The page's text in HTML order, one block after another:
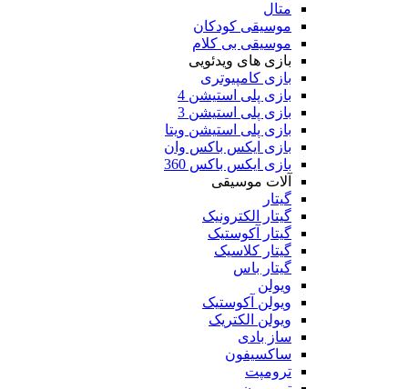
متال
موسیقی کودکان
موسیقی بی کلام
بازی های ویدئویی
بازی کامپیوتری
بازی پلی استیشن 4
بازی پلی استیشن 3
بازی پلی استیشن ویتا
بازی ایکس باکس وان
بازی ایکس باکس 360
آلات موسیقی
گیتار
گیتار الکترونیک
گیتار آکوستیک
گیتار کلاسیک
گیتار باس
ویولن
ویولن آکوستیک
ویولن الکتریک
ساز بادی
ساکسیفون
ترومپت